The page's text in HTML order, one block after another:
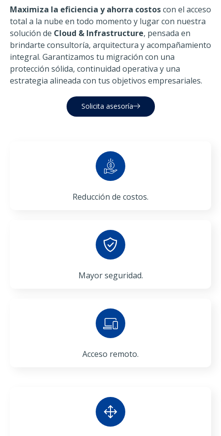
Maximiza la eficiencia y ahorra costoscon el acceso
total a la nube en todo momento y lugar con nuestra
solución de Cloud & Infrastructure, pensada en
brindarte consultoría, arquitectura y acompañamiento
integral. Garantizamos tu migración con una
protección sólida, continuidad operativa y una
estrategia alineada con tus objetivos empresariales.
Solicita asesoría
Reducción de costos.
Mayor seguridad.
Acceso remoto.